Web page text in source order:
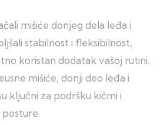
mišiće donjeg dela leđa i
stabilnost i fleksibilnost,
koristan dodatak vašoj rutini.
mišiće, donji deo leđa i
ključni za podršku kičmi i